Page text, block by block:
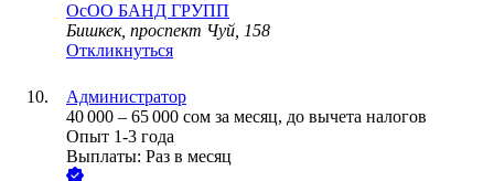
ОсОО БАНД ГРУПП
Бишкек, проспект Чуй, 158
Откликнуться
Администратор
40 000 – 65 000 сом за месяц, до вычета налогов
Опыт 1-3 года
Выплаты: Раз в месяц